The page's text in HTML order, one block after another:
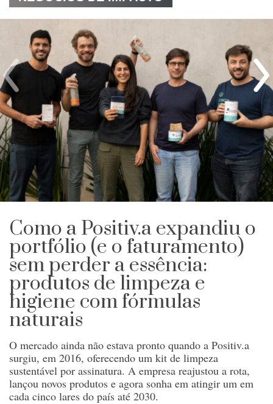
Como a Positiv.a expandiu o
portfólio (e o faturamento)
sem perder a essência:
produtos de limpeza e
higiene com fórmulas
naturais
O mercado ainda não estava pronto quando a Positiv.a
surgiu, em 2016, oferecendo um kit de limpeza
sustentável por assinatura. A empresa reajustou a rota,
lançou novos produtos e agora sonha em atingir um em
cada cinco lares do país até 2030.